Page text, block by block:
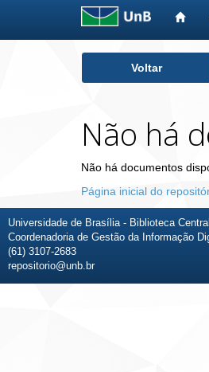
Voltar
Não há
Não há documentos
Página inicial do
Universidade de Brasília - Biblioteca Central
Coordenadoria de Gestão da Informação
(61) 3107-2683
repositorio@unb.br